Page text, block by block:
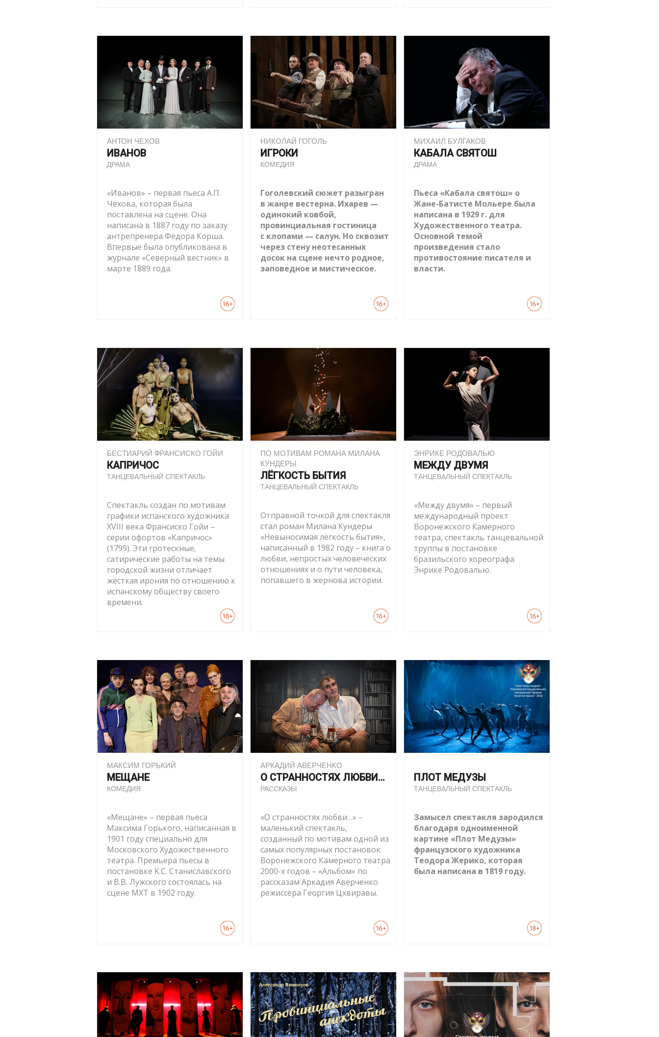
АНТОН ЧЕХОВ
ИВАНОВ
ДРАМА
«Иванов» – первая пьеса А.П.
Чехова, которая была
поставлена на сцене. Она
написана в 1887 году по заказу
антрепренера Фёдора Корша.
Впервые была опубликована в
журнале «Северный вестник» в
марте 1889 года.
НИКОЛАЙ ГОГОЛЬ
ИГРОКИ
КОМЕДИЯ
Гоголевский сюжет разыгран
в жанре вестерна. Ихарев —
одинокий ковбой,
провинциальная гостиница
с клопами — салун. Но сквозит
через стену неотесанных
досок на сцене нечто родное,
заповедное и мистическое.
МИХАИЛ БУЛГАКОВ
КАБАЛА СВЯТОШ
ДРАМА
Пьеса «Кабала святош» о
Жане-Батисте Мольере была
написана в 1929 г. для
Художественного театра.
Основной темой
произведения стало
противостояние писателя и
власти.
БЕСТИАРИЙ ФРАНСИСКО ГОЙИ
КАПРИЧОС
ТАНЦЕВАЛЬНЫЙ СПЕКТАКЛЬ
Спектакль создан по мотивам
графики испанского художника
XVIII века Франсиско Гойи –
серии офортов «Капричос»
(1799). Эти гротескные,
сатирические работы на темы
городской жизни отличает
жёсткая ирония по отношению к
испанскому обществу своего
времени.
ПО МОТИВАМ РОМАНА МИЛАНА
КУНДЕРЫ
ЛЁГКОСТЬ БЫТИЯ
ТАНЦЕВАЛЬНЫЙ СПЕКТАКЛЬ
Отправной точкой для спектакля
стал роман Милана Кундеры
«Невыносимая лёгкость бытия»,
написанный в 1982 году – книга о
любви, непростых человеческих
отношениях и о пути человека,
попавшего в жернова истории.
ЭНРИКЕ РОДОВАЛЬЮ
МЕЖДУ ДВУМЯ
ТАНЦЕВАЛЬНЫЙ СПЕКТАКЛЬ
«Между двумя» – первый
международный проект
Воронежского Камерного
театра, спектакль танцевальной
труппы в постановке
бразильского хореографа
Энрике Родовалью.
МАКСИМ ГОРЬКИЙ
МЕЩАНЕ
КОМЕДИЯ
«Мещане» – первая пьеса
Максима Горького, написанная в
1901 году специально для
Московского Художественного
театра. Премьера пьесы в
постановке К.С. Станиславского
и В.В. Лужского состоялась на
сцене МХТ в 1902 году.
АРКАДИЙ АВЕРЧЕНКО
О СТРАННОСТЯХ ЛЮБВИ…
РАССКАЗЫ
«О странностях любви…» –
маленький спектакль,
созданный по мотивам одной из
самых популярных постановок
Воронежского Камерного театра
2000-х годов – «Альбом» по
рассказам Аркадия Аверченко
режиссёра Георгия Цхвиравы.
ПЛОТ МЕДУЗЫ
ТАНЦЕВАЛЬНЫЙ СПЕКТАКЛЬ
Замысел спектакля зародился
благодаря одноименной
картине «Плот Медузы»
французского художника
Теодора Жерико, которая
была написана в 1819 году.